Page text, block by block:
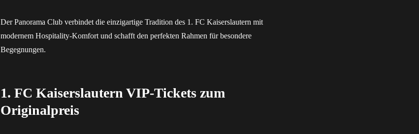
Der Panorama Club verbindet die einzigartige Tradition des 1. FC Kaiserslautern mit
modernem Hospitality-Komfort und schafft den perfekten Rahmen für besondere
Begegnungen.
1. FC Kaiserslautern VIP-Tickets zum
Originalpreis